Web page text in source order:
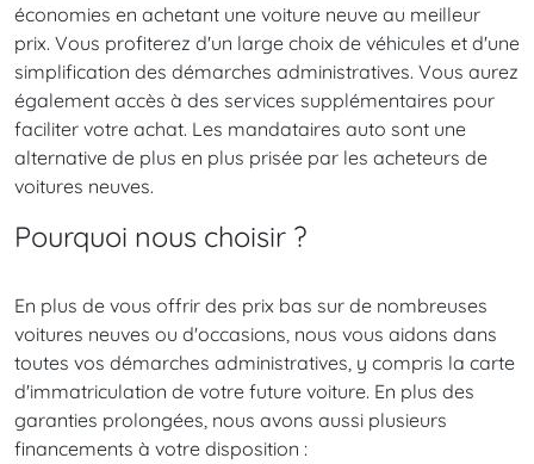
économies en achetant une voiture neuve au meilleur
prix. Vous profiterez d'un large choix de véhicules et d'une
simplification des démarches administratives. Vous aurez
également accès à des services supplémentaires pour
faciliter votre achat. Les mandataires auto sont une
alternative de plus en plus prisée par les acheteurs de
voitures neuves.
Pourquoi nous choisir ?
En plus de vous offrir des prix bas sur de nombreuses
voitures neuves ou d'occasions, nous vous aidons dans
toutes vos démarches administratives, y compris la carte
d'immatriculation de votre future voiture. En plus des
garanties prolongées, nous avons aussi plusieurs
financements à votre disposition :